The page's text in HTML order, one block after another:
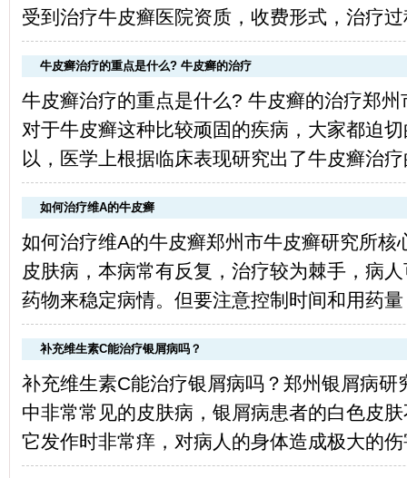
受到治疗牛皮癣医院资质，收费形式，治疗
牛皮癣治疗的重点是什么? 牛皮癣的治疗
牛皮癣治疗的重点是什么? 牛皮癣的治疗郑
对于牛皮癣这种比较顽固的疾病，大家都迫
以，医学上根据临床表现研究出了牛皮癣治
如何治疗维A的牛皮癣
如何治疗维A的牛皮癣郑州市牛皮癣研究所核
皮肤病，本病常有反复，治疗较为棘手，病
药物来稳定病情。但要注意控制时间和用药
补充维生素C能治疗银屑病吗？
补充维生素C能治疗银屑病吗？郑州银屑病
中非常常见的皮肤病，银屑病患者的白色皮
它发作时非常痒，对病人的身体造成极大的